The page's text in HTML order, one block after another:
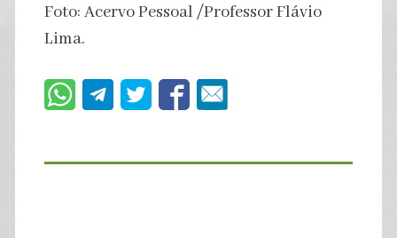
Foto: Acervo Pessoal /Professor Flávio
Lima.